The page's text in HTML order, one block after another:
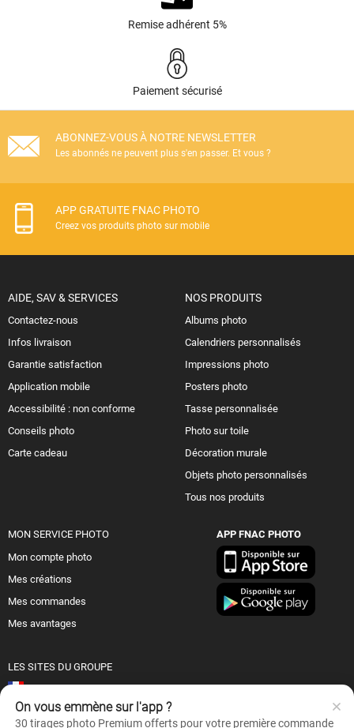
Remise adhérent 5%
Paiement sécurisé
ABONNEZ-VOUS À NOTRE NEWSLETTER
Les abonnés ne peuvent plus s'en passer. Et vous ?
APP GRATUITE FNAC PHOTO
Creez vos produits photo sur mobile
AIDE, SAV & SERVICES
Contactez-nous
Infos livraison
Garantie satisfaction
Application mobile
Accessibilité : non conforme
Conseils photo
Carte cadeau
NOS PRODUITS
Albums photo
Calendriers personnalisés
Impressions photo
Posters photo
Tasse personnalisée
Photo sur toile
Décoration murale
Objets photo personnalisés
Tous nos produits
MON SERVICE PHOTO
Mon compte photo
Mes créations
Mes commandes
Mes avantages
LES SITES DU GROUPE
Suisse (FR)
APP FNAC PHOTO
On vous emmène sur l'app ?
30 tirages photo Premium offerts pour votre première commande